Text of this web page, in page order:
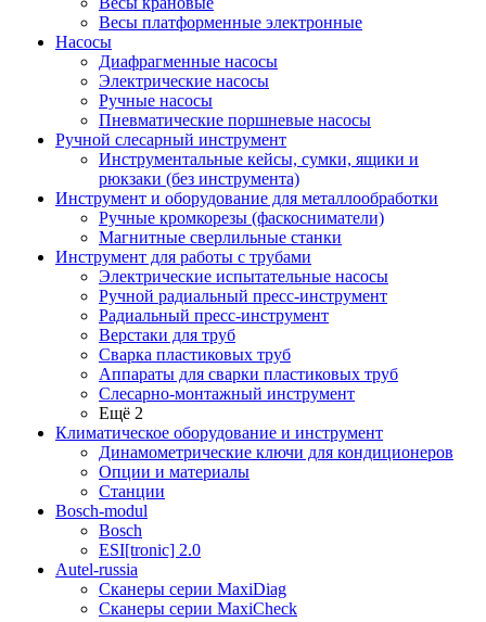
Весы платформенные электронные
Насосы
Диафрагменные насосы
Электрические насосы
Ручные насосы
Пневматические поршневые насосы
Ручной слесарный инструмент
Инструментальные кейсы, сумки, ящики и
рюкзаки (без инструмента)
Инструмент и оборудование для металлообработки
Ручные кромкорезы (фаскосниматели)
Магнитные сверлильные станки
Инструмент для работы с трубами
Электрические испытательные насосы
Ручной радиальный пресс-инструмент
Радиальный пресс-инструмент
Верстаки для труб
Сварка пластиковых труб
Аппараты для сварки пластиковых труб
Слесарно-монтажный инструмент
Ещё 2
Климатическое оборудование и инструмент
Динамометрические ключи для кондиционеров
Опции и материалы
Станции
Bosch-modul
Bosch
ESI[tronic] 2.0
Autel-russia
Сканеры серии MaxiDiag
Сканеры серии MaxiCheck